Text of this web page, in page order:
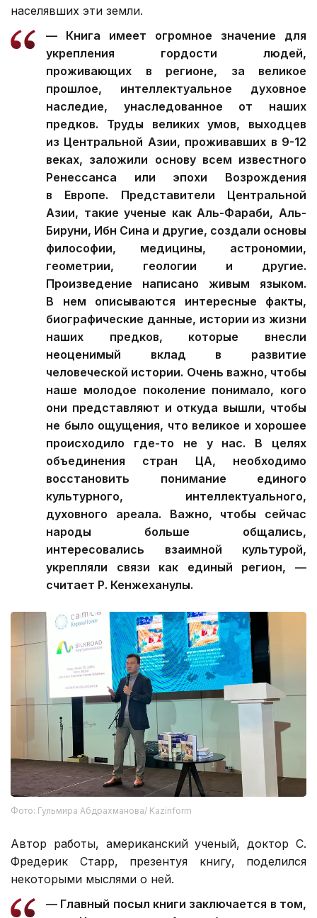
населявших эти земли.
— Книга имеет огромное значение для
укрепления гордости людей,
проживающих в регионе, за великое
прошлое, интеллектуальное духовное
наследие, унаследованное от наших
предков. Труды великих умов, выходцев
из Центральной Азии, проживавших в 9-12
веках, заложили основу всем известного
Ренессанса или эпохи Возрождения
в Европе. Представители Центральной
Азии, такие ученые как Аль-Фараби, Аль-
Бируни, Ибн Сина и другие, создали основы
философии, медицины, астрономии,
геометрии, геологии и другие.
Произведение написано живым языком.
В нем описываются интересные факты,
биографические данные, истории из жизни
наших предков, которые внесли
неоценимый вклад в развитие
человеческой истории. Очень важно, чтобы
наше молодое поколение понимало, кого
они представляют и откуда вышли, чтобы
не было ощущения, что великое и хорошее
происходило где-то не у нас. В целях
объединения стран ЦА, необходимо
восстановить понимание единого
культурного, интеллектуального,
духовного ареала. Важно, чтобы сейчас
народы больше общались,
интересовались взаимной культурой,
укрепляли связи как единый регион, —
считает Р. Кенжеханулы.
Фото: Гульмира Абдрахманова/ Kazinform
Автор работы, американский ученый, доктор С.
Фредерик Старр, презентуя книгу, поделился
некоторыми мыслями о ней.
— Главный посыл книги заключается в том,